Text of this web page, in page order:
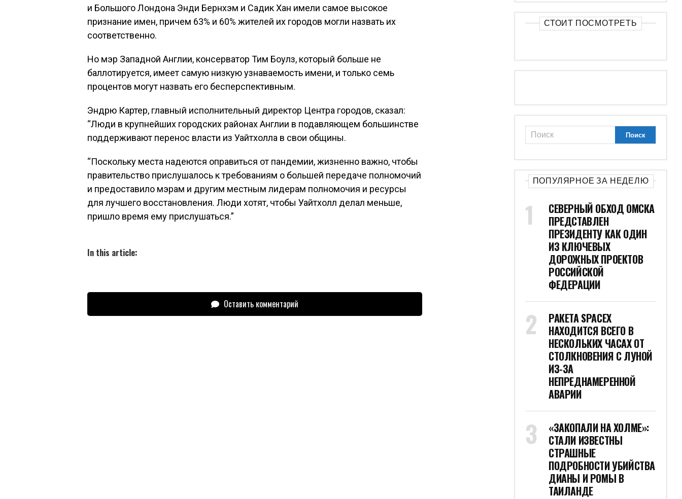
и Большого Лондона Энди Бернхэм и Садик Хан имели самое высокое
признание имен, причем 63% и 60% жителей их городов могли назвать их
соответственно.
Но мэр Западной Англии, консерватор Тим Боулз, который больше не
баллотируется, имеет самую низкую узнаваемость имени, и только семь
процентов могут назвать его бесперспективным.
Эндрю Картер, главный исполнительный директор Центра городов, сказал:
“Люди в крупнейших городских районах Англии в подавляющем большинстве
поддерживают перенос власти из Уайтхолла в свои общины.
“Поскольку места надеются оправиться от пандемии, жизненно важно, чтобы
правительство прислушалось к требованиям о большей передаче полномочий
и предоставило мэрам и другим местным лидерам полномочия и ресурсы
для лучшего восстановления. Люди хотят, чтобы Уайтхолл делал меньше,
пришло время ему прислушаться.”
In this article:
Оставить комментарий
СТОИТ ПОСМОТРЕТЬ
ПОПУЛЯРНОЕ ЗА НЕДЕЛЮ
СЕВЕРНЫЙ ОБХОД ОМСКА
ПРЕДСТАВЛЕН
ПРЕЗИДЕНТУ КАК ОДИН
ИЗ КЛЮЧЕВЫХ
ДОРОЖНЫХ ПРОЕКТОВ
РОССИЙСКОЙ
ФЕДЕРАЦИИ
РАКЕТА SPACEX
НАХОДИТСЯ ВСЕГО В
НЕСКОЛЬКИХ ЧАСАХ ОТ
СТОЛКНОВЕНИЯ С ЛУНОЙ
ИЗ-ЗА
НЕПРЕДНАМЕРЕННОЙ
АВАРИИ
«ЗАКОПАЛИ НА ХОЛМЕ»:
СТАЛИ ИЗВЕСТНЫ
СТРАШНЫЕ
ПОДРОБНОСТИ УБИЙСТВА
ДИАНЫ И РОМЫ В
ТАИЛАНДЕ